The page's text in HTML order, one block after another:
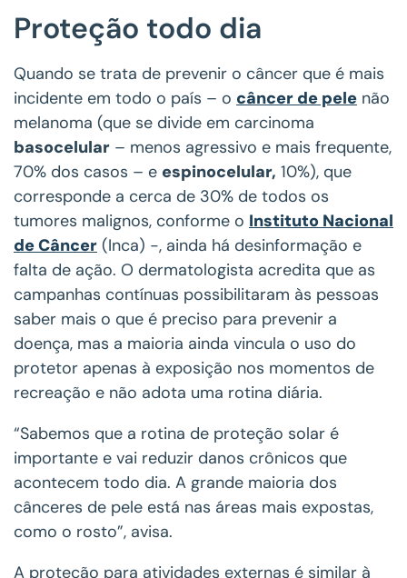
Proteção todo dia
Quando se trata de prevenir o câncer que é mais
incidente em todo o país – o câncer de pele não
melanoma (que se divide em carcinoma
basocelular – menos agressivo e mais frequente,
70% dos casos – e espinocelular, 10%), que
corresponde a cerca de 30% de todos os
tumores malignos, conforme o Instituto Nacional
de Câncer (Inca) -, ainda há desinformação e
falta de ação. O dermatologista acredita que as
campanhas contínuas possibilitaram às pessoas
saber mais o que é preciso para prevenir a
doença, mas a maioria ainda vincula o uso do
protetor apenas à exposição nos momentos de
recreação e não adota uma rotina diária.
“Sabemos que a rotina de proteção solar é
importante e vai reduzir danos crônicos que
acontecem todo dia. A grande maioria dos
cânceres de pele está nas áreas mais expostas,
como o rosto”, avisa.
A proteção para atividades externas é similar à